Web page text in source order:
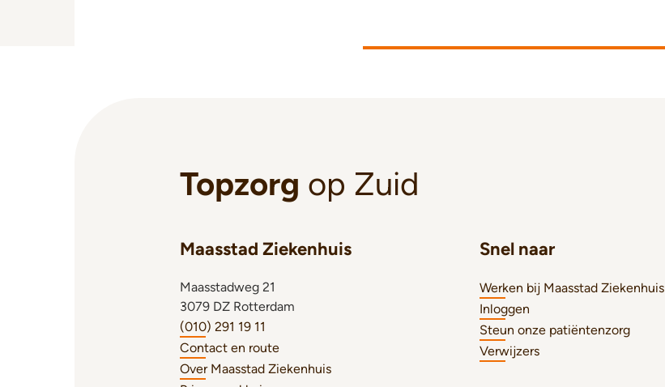
Topzorg op Zuid
Maasstad Ziekenhuis
Maasstadweg 21
3079 DZ Rotterdam
(010) 291 19 11
Contact en route
Over Maasstad Ziekenhuis
Snel naar
Werken bij Maasstad Ziekenhuis
Inloggen
Steun onze patiëntenzorg
Verwijzers